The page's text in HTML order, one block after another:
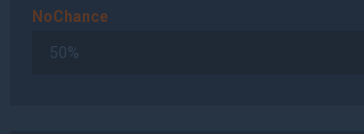
NoChance
50%